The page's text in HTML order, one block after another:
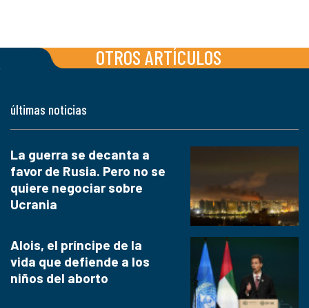
OTROS ARTÍCULOS
últimas noticias
La guerra se decanta a
favor de Rusia. Pero no se
quiere negociar sobre
Ucrania
Alois, el príncipe de la
vida que defiende a los
niños del aborto